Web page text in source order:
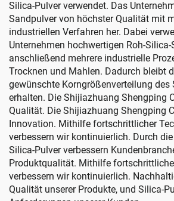
Silica-Pulver verwendet. Das
Sandpulver von höchster Qualität mit
industriellen Verfahren her. Dabei
Unternehmen hochwertigen Roh-Silica-
anschließend mehrere industrielle
Trocknen und Mahlen. Dadurch bleibt
gewünschte Korngrößenverteilung des
erhalten. Die Shijiazhuang Shengping
Qualität. Die Shijiazhuang Shengping
Innovation. Mithilfe fortschrittlicher
verbessern wir kontinuierlich. Durch
Silica-Pulver verbessern
Produktqualität. Mithilfe
verbessern wir kontinuierlich.
Qualität unserer Produkte, und Silica-